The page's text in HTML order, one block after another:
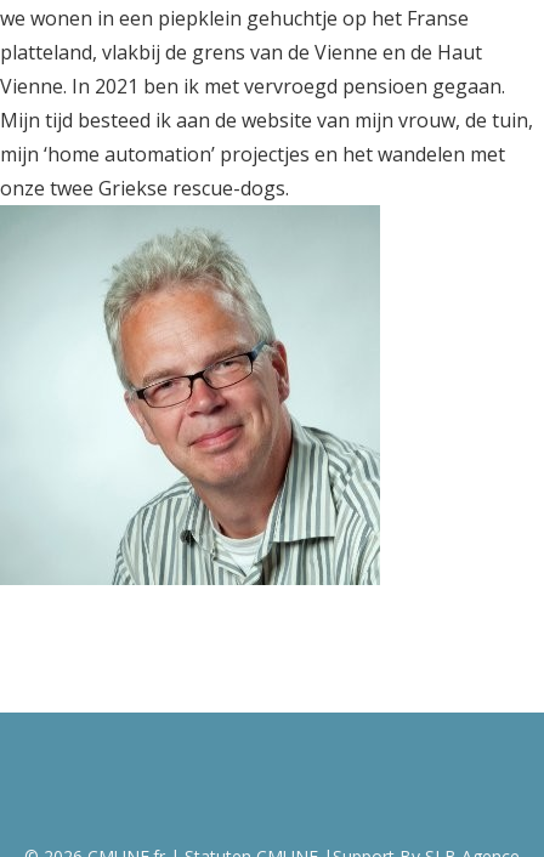
we wonen in een piepklein gehuchtje op het Franse
platteland, vlakbij de grens van de Vienne en de Haut
Vienne. In 2021 ben ik met vervroegd pensioen gegaan.
Mijn tijd besteed ik aan de website van mijn vrouw, de tuin,
mijn ‘home automation’ projectjes en het wandelen met
onze twee Griekse rescue-dogs.